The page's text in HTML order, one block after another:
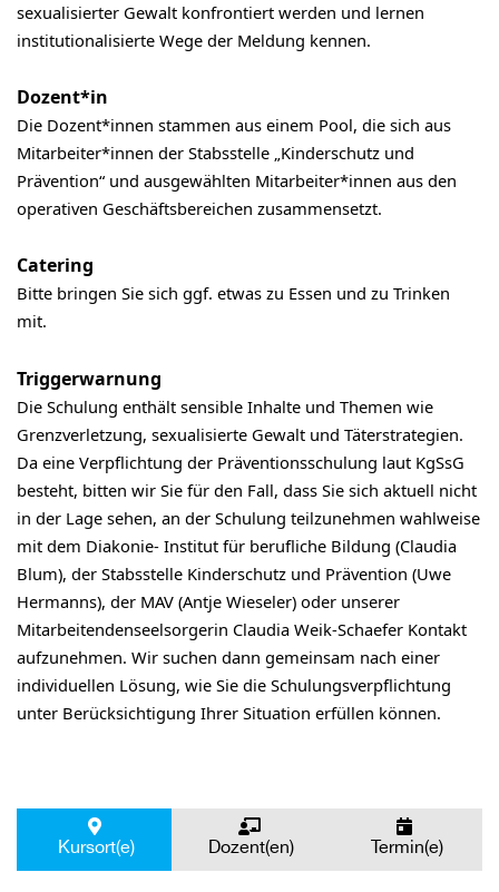
sexualisierter Gewalt konfrontiert werden und lernen
institutionalisierte Wege der Meldung kennen.
Dozent*in
Die Dozent*innen stammen aus einem Pool, die sich aus
Mitarbeiter*innen der Stabsstelle „Kinderschutz und
Prävention“ und ausgewählten Mitarbeiter*innen aus den
operativen Geschäftsbereichen zusammensetzt.
Catering
Bitte bringen Sie sich ggf. etwas zu Essen und zu Trinken
mit.
Triggerwarnung
Die Schulung enthält sensible Inhalte und Themen wie
Grenzverletzung, sexualisierte Gewalt und Täterstrategien.
Da eine Verpflichtung der Präventionsschulung laut KgSsG
besteht, bitten wir Sie für den Fall, dass Sie sich aktuell nicht
in der Lage sehen, an der Schulung teilzunehmen wahlweise
mit dem Diakonie- Institut für berufliche Bildung (Claudia
Blum), der Stabsstelle Kinderschutz und Prävention (Uwe
Hermanns), der MAV (Antje Wieseler) oder unserer
Mitarbeitendenseelsorgerin Claudia Weik-Schaefer Kontakt
aufzunehmen. Wir suchen dann gemeinsam nach einer
individuellen Lösung, wie Sie die Schulungsverpflichtung
unter Berücksichtigung Ihrer Situation erfüllen können.
Kursort(e) Dozent(en) Termin(e)